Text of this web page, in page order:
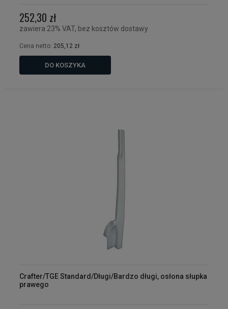
252,30 zł
zawiera 23% VAT, bez kosztów dostawy
Cena netto: 205,12 zł
DO KOSZYKA
Crafter/TGE Standard/Długi/Bardzo długi, osłona słupka
prawego